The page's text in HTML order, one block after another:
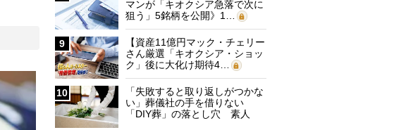
マンが「キオクシア急落で次に
狙う」5銘柄を公開》1…
9
【資産11億円マック・チェリー
さん厳選「キオクシア・ショッ
ク」後に大化け期待4…
10
「失敗すると取り返しがつかな
い」葬儀社の手を借りない
「DIY葬」の落とし穴 素人